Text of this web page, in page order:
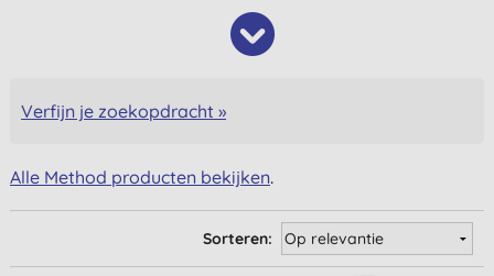
Verfijn je zoekopdracht »
Alle Method producten bekijken.
Sorteren: